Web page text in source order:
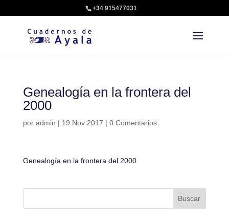
+34 915477031
Genealogía en la frontera del
2000
por admin | 19 Nov 2017 | 0 Comentarios
Genealogía en la frontera del 2000